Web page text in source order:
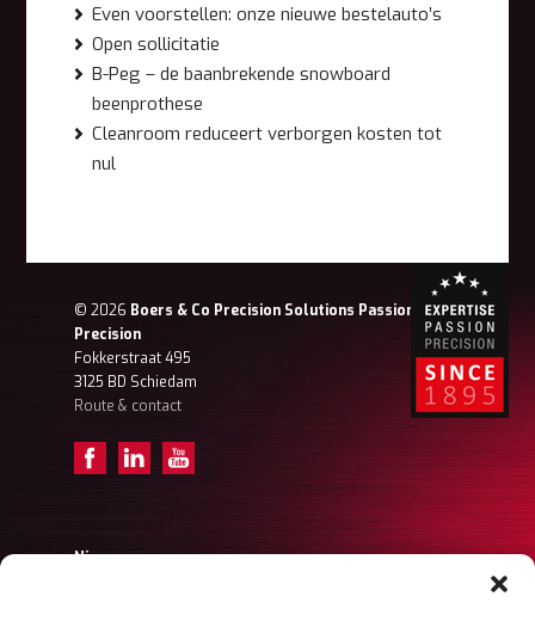
Even voorstellen: onze nieuwe bestelauto’s
Open sollicitatie
B-Peg – de baanbrekende snowboard
beenprothese
Cleanroom reduceert verborgen kosten tot
nul
© 2026 Boers & Co Precision Solutions Passion for
Precision
Fokkerstraat 495
3125 BD Schiedam
Route & contact
Nieuws